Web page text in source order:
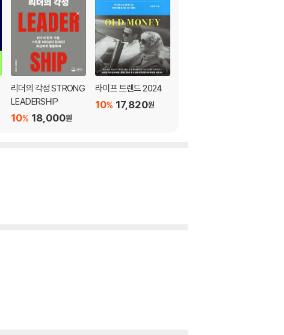
리더의 각성 STRONG
LEADERSHIP
18,000원
10%
라이프 트렌드 2024
17,820원
10%